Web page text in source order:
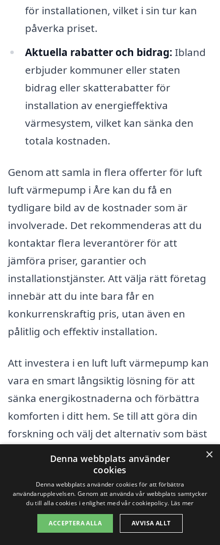
för installationen, vilket i sin tur kan
påverka priset.
Aktuella rabatter och bidrag: Ibland
erbjuder kommuner eller staten
bidrag eller skatterabatter för
installation av energieffektiva
värmesystem, vilket kan sänka den
totala kostnaden.
Genom att samla in flera offerter för luft
luft värmepump i Åre kan du få en
tydligare bild av de kostnader som är
involverade. Det rekommenderas att du
kontaktar flera leverantörer för att
jämföra priser, garantier och
installationstjänster. Att välja rätt företag
innebär att du inte bara får en
konkurrenskraftig pris, utan även en
pålitlig och effektiv installation.
Att investera i en luft luft värmepump kan
vara en smart långsiktig lösning för att
sänka energikostnaderna och förbättra
komforten i ditt hem. Se till att göra din
forskning och välj det alternativ som bäst
Få 3 erbjudanden, gratis och utan
förpliktelser
×
Denna webbplats använder
cookies
Denna webbplats använder cookies för att förbättra
användarupplevelsen. Genom att använda vår webbplats samtycker
du till alla cookies i enlighet med vår cookiepolicy. Läs mer
ACCEPTERA ALLA AVVISA ALLT